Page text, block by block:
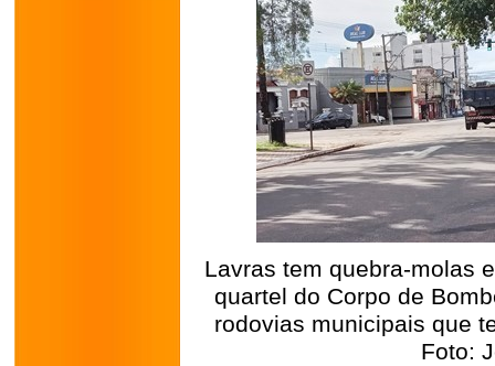
Lavras tem quebra-molas
quartel do Corpo de
rodovias municipais que
Foto: